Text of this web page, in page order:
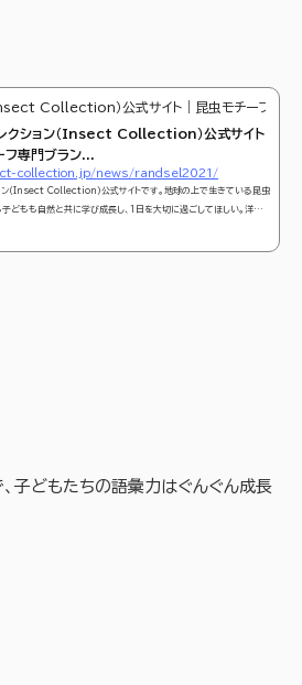
Insect Collection）公式サイト｜昆虫モチーフ専
レクション（Insect Collection）公式サイト
フ専門ブラン...
collection.jp/news/randsel2021/
ョン（Insect Collection）公式サイトです。地球の上で生きている昆虫
子どもも自然と共に学び成長し、1日を大切に過ごしてほしい。洋服
子どもたちの語彙力はぐんぐん成長